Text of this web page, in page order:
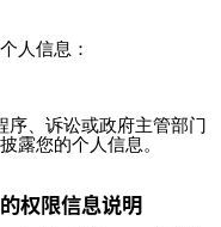
人信息：
序、诉讼或政府主管部门
露您的个人信息。
权限信息说明